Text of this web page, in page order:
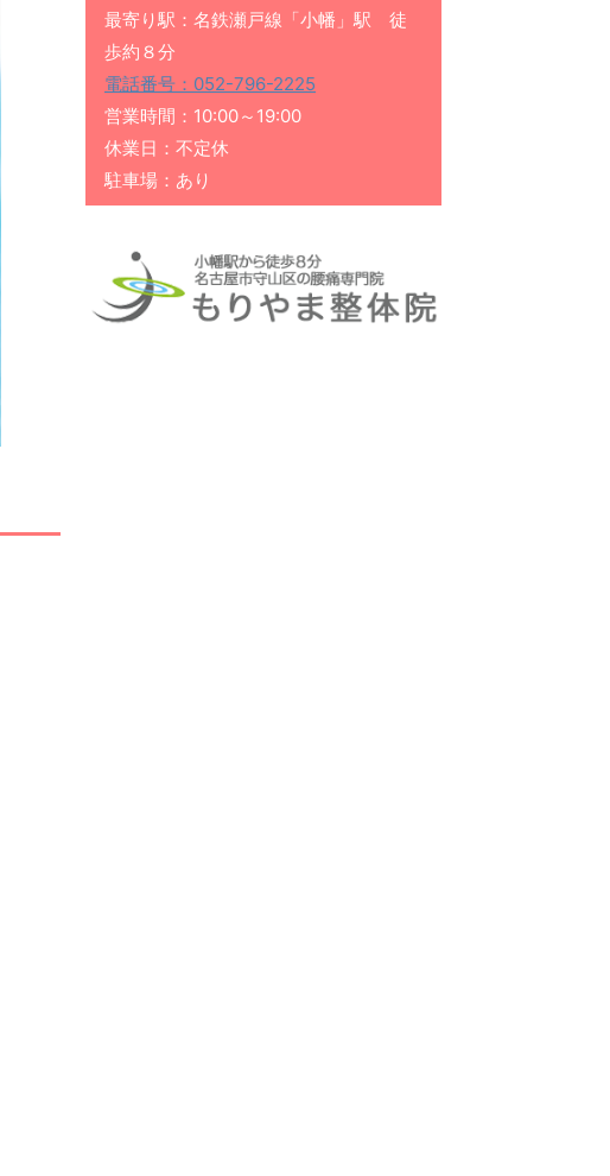
最寄り駅：名鉄瀬戸線「小幡」駅 徒
歩約８分
電話番号：052-796-2225
営業時間：10:00～19:00
休業日：不定休
駐車場：あり